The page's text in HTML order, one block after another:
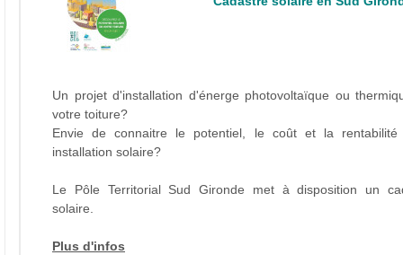
Un projet d'installation d'énerge photovoltaïque ou
votre toiture?
Envie de connaitre le potentiel, le coût et la rentabilité
installation solaire?
Le Pôle Territorial Sud Gironde met à disposition un
solaire.
Plus d'infos